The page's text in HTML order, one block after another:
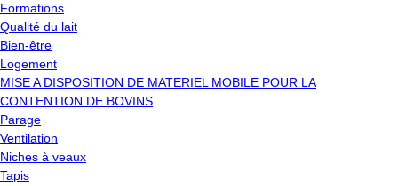
Formations
Qualité du lait
Bien-être
Logement
MISE A DISPOSITION DE MATERIEL MOBILE POUR LA
CONTENTION DE BOVINS
Parage
Ventilation
Niches à veaux
Tapis